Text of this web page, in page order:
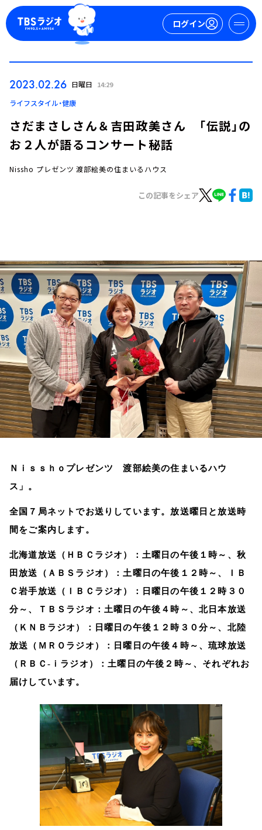
ログイン
ログイン
お知らせ
イベント・グッズ
YouTube
会社情報
2023.02.26 日曜日 14:29
ライフスタイル・健康
さだまさしさん＆吉田政美さん 「伝説」の
お２人が語るコンサート秘話
Nissho プレゼンツ 渡部絵美の住まいるハウス
この記事をシェア
Ｎｉｓｓｈｏプレゼンツ 渡部絵美の住まいるハウ
ス」。
全国７局ネットでお送りしています。放送曜日と放送時
間をご案内します。
北海道放送（ＨＢＣラジオ）：土曜日の午後１時～、秋
田放送（ＡＢＳラジオ）：土曜日の午後１２時～、ＩＢ
Ｃ岩手放送（ＩＢＣラジオ）：日曜日の午後１２時３０
分～、ＴＢＳラジオ：土曜日の午後４時～、北日本放送
（ＫＮＢラジオ）：日曜日の午後１２時３０分～、北陸
放送（ＭＲＯラジオ）：日曜日の午後４時～、琉球放送
（ＲＢＣ‐ｉラジオ）：土曜日の午後２時～、それぞれお
届けしています。